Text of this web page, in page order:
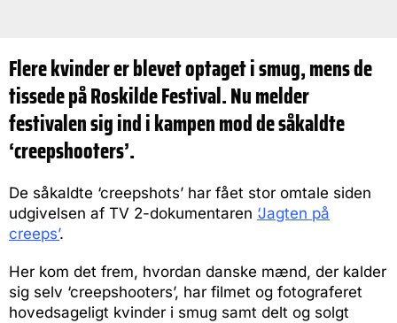
Flere kvinder er blevet optaget i smug, mens de
tissede på Roskilde Festival. Nu melder
festivalen sig ind i kampen mod de såkaldte
‘creepshooters’.
De såkaldte ‘creepshots’ har fået stor omtale siden
udgivelsen af TV 2-dokumentaren ‘Jagten på
creeps’.
Her kom det frem, hvordan danske mænd, der kalder
sig selv ‘creepshooters’, har filmet og fotograferet
hovedsageligt kvinder i smug samt delt og solgt